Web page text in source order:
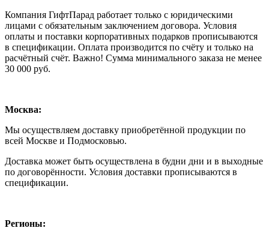
Компания ГифтПарад работает только с юридическими
лицами с обязательным заключением договора. Условия
оплаты и поставки корпоративных подарков прописываются
в спецификации. Оплата производится по счёту и только на
расчётный счёт. Важно! Сумма минимального заказа не менее
30 000 руб.
Москва:
Мы осуществляем доставку приобретённой продукции по
всей Москве и Подмосковью.
Доставка может быть осуществлена в будни дни и в выходные
по договорённости. Условия доставки прописываются в
спецификации.
Регионы: